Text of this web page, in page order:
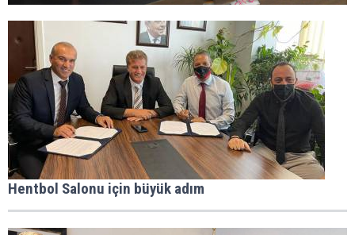
Hentbol Salonu için büyük adım